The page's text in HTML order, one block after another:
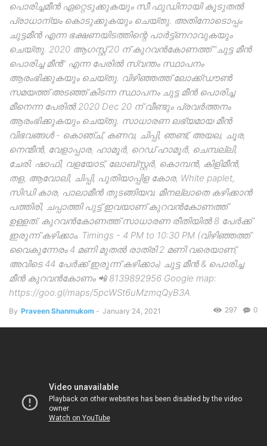
പൊരിച്ചമീൻ ഏറ്റെടുക്കുകയും സീ ഫുഡിനായി കൂടുതൽ
പ്രാധാന്യം കൊടുക്കുകയും ചെയ്തു. അതിനോടൊപ്പം
ചുട്ടമീൻ എന്ന ഭക്ഷണയിടത്തിന്റെ പാർട്ട്ണറാവുകയും
ചെയ്തു. 2020 ആഗസ്റ്റ് 20 ന് കുറവൻകോണത്ത് “ചുട്ട മീൻ
പൊരിച്ച മീൻ” എന്ന പേരിൽ സ്വന്തം സ്ഥാപനം
ആരംഭിക്കുകയും ചെയ്തു. വിഴിഞ്ഞത്ത് ലോക്ക്ഡൗൺ
സമയത്ത് അടഞ്ഞ് കിടന്ന സ്ഥാപനം ചുട്ട മീൻ പൊരിച്ച
മീനെന്ന പേരിൽ 2020 Dec 20 ന് വീണ്ടും പ്രവർത്തനം
ആരംഭിക്കുകയും ചെയ്തു. സാധാരണ ലഭ്യമായ മീൻ
വിഭവങ്ങൾ - കൊഞ്ച്, കണവ, ചിപ്പി, ഞണ്ട്, അയല, ചൂര,
നെന്മീൻ, വേളാപ്പാര, ഹാമൂർ, റെഡ് ഹാമൂർ, ചെമ്പല്ലി,
ചേരി. ഷാഫി, വളയോട്, ലോബ്സ്റ്റർ, കൊമ്പൻ, കിളിമീൻ,
തള, ആവോലി, ചിപ്പി, പുതിയാപ്പിള കോര, White paplet,
സിഡി കാര, പാലാമീൻ തുടങ്ങിയവ. മീനല്ലാതെ കഴിക്കാൻ
പത്തിരി, ചപ്പാത്തി പുട്ട് ഇവയാണ് കുറവൻകോണത്ത്
ഉള്ളത്. കുറവൻകോണത്ത് സാധാരണ രീതിയിൽ 8 പേർക്ക്
ഇരുന്ന് കഴിക്കാം. Timings - 4 PM to 10:30 PM (വിഴിഞ്ഞത്ത്
വൈകുന്നേരം 4 മണി മുതൽ രാത്രി 2 മണി വരെയാണ്,
അവിടെ 44 പേർക്ക് ഇരുന്ന് കഴിക്കാം) ചുട്ട മീൻ & പൊരിച്ച
മീൻ കുറവൻകോണം 📲 8139892956 Google map:
https://goo.gl/maps/5pcWSt6uMzmqQyB3A
By Praveen Shanmukom - January 24, 2021 0
297